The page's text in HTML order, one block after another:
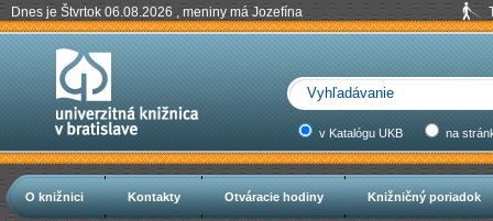
Dnes je Štvrtok 06.08.2026 , meniny má Jozefína
v Katalógu UKB na
O knižnici Kontakty Otváracie hodiny Knižničný poriadok